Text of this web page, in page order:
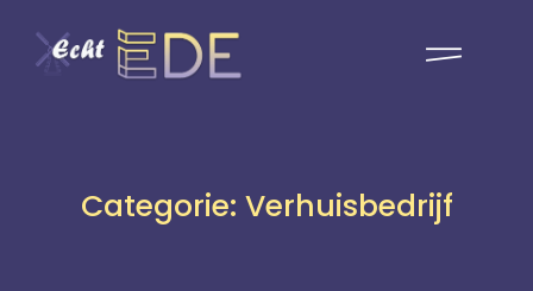
Categorie: Verhuisbedrijf